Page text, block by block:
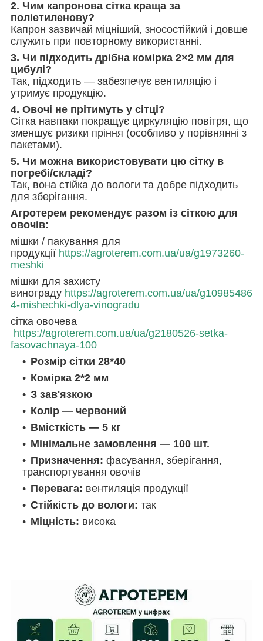
2. Чим капронова сітка краща за
поліетиленову?
Капрон зазвичай міцніший, зносостійкий і довше
служить при повторному використанні.
3. Чи підходить дрібна комірка 2×2 мм для
цибулі?
Так, підходить — забезпечує вентиляцію і
утримує продукцію.
4. Овочі не прітимуть у сітці?
Сітка навпаки покращує циркуляцію повітря, що
зменшує ризики пріння (особливо у порівнянні з
пакетами).
5. Чи можна використовувати цю сітку в
погребі/складі?
Так, вона стійка до вологи та добре підходить
для зберігання.
Агротерем рекомендує разом із сіткою для
овочів:
мішки / пакування для
продукції https://agroterem.com.ua/ua/g1973260-
meshki
мішки для захисту
винограду https://agroterem.com.ua/ua/g10985486
4-mishechki-dlya-vinogradu
сітка овочева
https://agroterem.com.ua/ua/g2180526-setka-
fasovachnaya-100
Розмір сітки 28*40
Комірка 2*2 мм
З зав'язкою
Колір — червоний
Вмісткість — 5 кг
Мінімальне замовлення — 100 шт.
Призначення: фасування, зберігання,
транспортування овочів
Перевага: вентиляція продукції
Стійкість до вологи: так
Міцність: висока